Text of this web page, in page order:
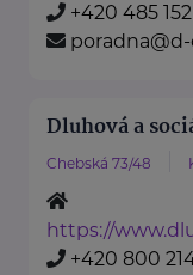
+420 485
Dluhová a
Chebská 73/48
https://
+420 800